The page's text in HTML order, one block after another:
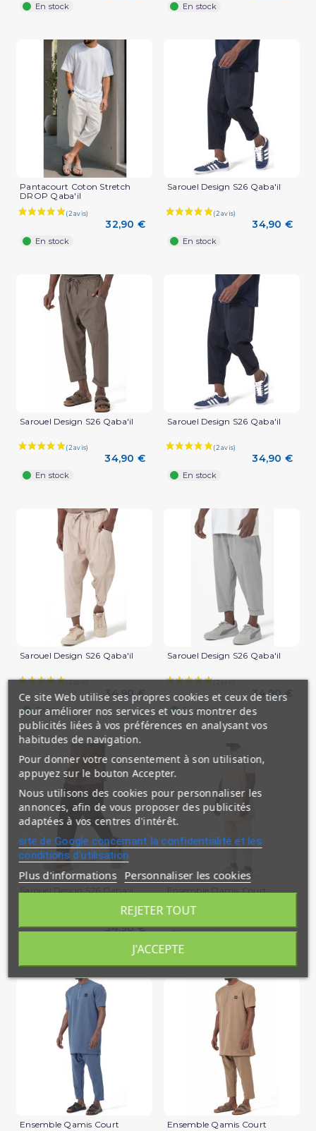
(1 avis)
En stock En stock
Pantacourt Coton Stretch
DROP Qaba'il
32,90 €
En stock
Sarouel Design S26 Qaba'il
34,90 €
En stock
Sarouel Design S26 Qaba'il
34,90 €
En stock
Sarouel Design S26 Qaba'il
34,90 €
En stock
Sarouel Design S26 Qaba'il
34,90 €
En stock
Sarouel Design S26 Qaba'il
34,90 €
En stock
34,90 €
En stock
Ensemble Qamis Court
Ensemble Qamis Court
Ce site Web utilise ses propres cookies et ceux de tiers
pour améliorer nos services et vous montrer des
publicités liées à vos préférences en analysant vos
habitudes de navigation.
Pour donner votre consentement à son utilisation,
appuyez sur le bouton Accepter.
Nous utilisons des cookies pour personnaliser les
annonces, afin de vous proposer des publicités
adaptées à vos centres d'intérêt.
site de Google concernant la confidentialité et les
conditions d'utilisation
Plus d'informations Personnaliser les cookies
REJETER TOUT
J'ACCEPTE